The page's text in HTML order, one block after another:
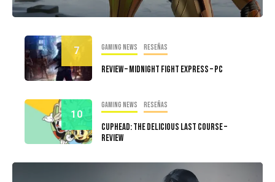
7 Gaming news Reseñas
Review – Midnight Fight Express – PC
10
Gaming news Reseñas
Cuphead: The Delicious Last Course –
Review